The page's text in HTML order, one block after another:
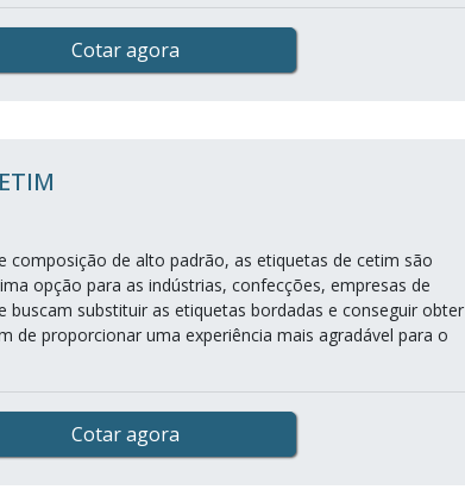
Cotar agora
composição de alto padrão, as etiquetas de cetim são
opção para as indústrias, confecções, empresas de
buscam substituir as etiquetas bordadas e conseguir obter
de proporcionar uma experiência mais agradável para o
Cotar agora